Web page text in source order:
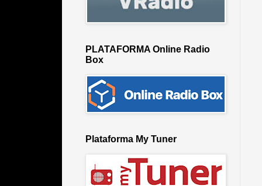
PLATAFORMA Online Radio
Box
Plataforma My Tuner